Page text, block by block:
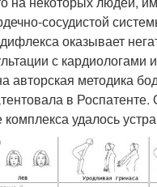
сосудистой
оказывает
с кардиологами
авторская методика
в Роспатенте.
комплекса удалось